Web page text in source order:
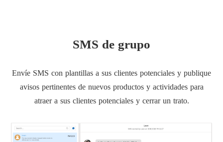
SMS de grupo
Envíe SMS con plantillas a sus clientes potenciales y publique
avisos pertinentes de nuevos productos y actividades para
atraer a sus clientes potenciales y cerrar un trato.